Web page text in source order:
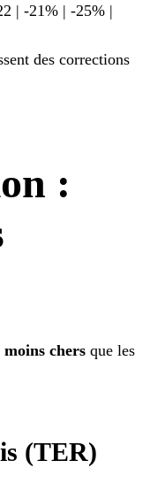
| -21% | -25% |
des corrections
:
moins chers que les
(TER)